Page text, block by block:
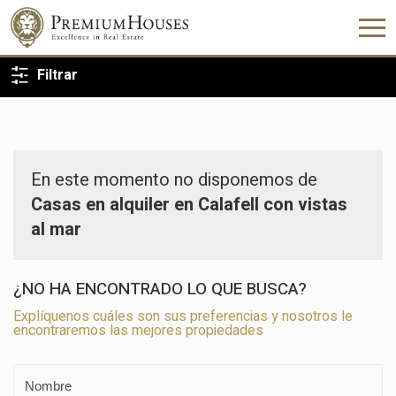
Filtrar
VOLVER A LA BÚSQUEDA
En este momento no disponemos de
Casas en alquiler en Calafell con vistas
al mar
¿NO HA ENCONTRADO LO QUE BUSCA?
Explíquenos cuáles son sus preferencias y nosotros le
encontraremos las mejores propiedades
Modificar cookies